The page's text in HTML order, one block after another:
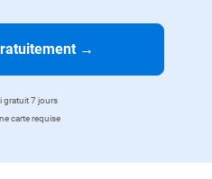
→
gratuit 7 jours
carte requise